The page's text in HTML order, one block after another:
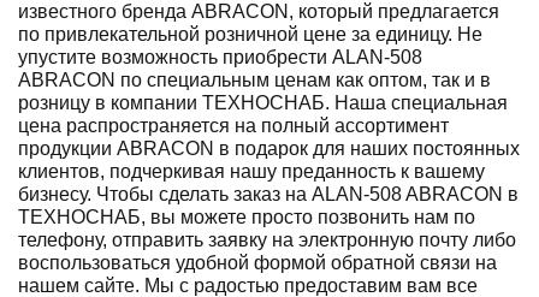
известного бренда ABRACON, который предлагается
по привлекательной розничной цене за единицу. Не
упустите возможность приобрести ALAN-508
ABRACON по специальным ценам как оптом, так и в
розницу в компании ТЕХНОСНАБ. Наша специальная
цена распространяется на полный ассортимент
продукции ABRACON в подарок для наших постоянных
клиентов, подчеркивая нашу преданность к вашему
бизнесу. Чтобы сделать заказ на ALAN-508 ABRACON в
ТЕХНОСНАБ, вы можете просто позвонить нам по
телефону, отправить заявку на электронную почту либо
воспользоваться удобной формой обратной связи на
нашем сайте. Мы с радостью предоставим вам все